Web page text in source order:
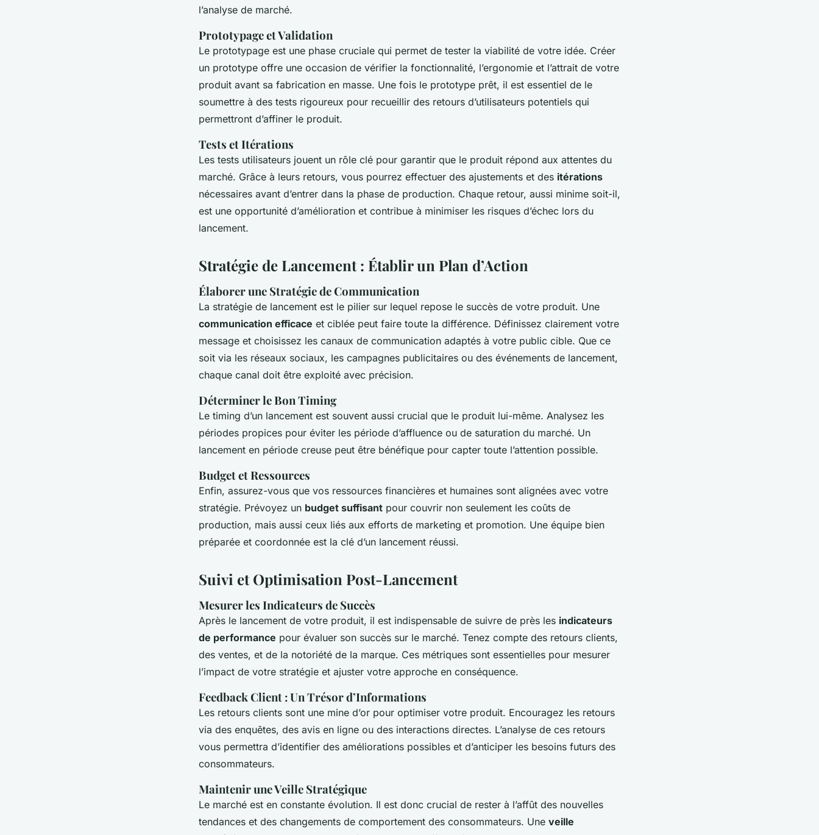
l’analyse de marché.
Prototypage et Validation
Le prototypage est une phase cruciale qui permet de tester la viabilité de votre idée. Créer
un prototype offre une occasion de vérifier la fonctionnalité, l’ergonomie et l’attrait de votre
produit avant sa fabrication en masse. Une fois le prototype prêt, il est essentiel de le
soumettre à des tests rigoureux pour recueillir des retours d’utilisateurs potentiels qui
permettront d’affiner le produit.
Tests et Itérations
Les tests utilisateurs jouent un rôle clé pour garantir que le produit répond aux attentes du
marché. Grâce à leurs retours, vous pourrez effectuer des ajustements et des itérations
nécessaires avant d’entrer dans la phase de production. Chaque retour, aussi minime soit-il,
est une opportunité d’amélioration et contribue à minimiser les risques d’échec lors du
lancement.
Stratégie de Lancement : Établir un Plan d’Action
Élaborer une Stratégie de Communication
La stratégie de lancement est le pilier sur lequel repose le succès de votre produit. Une
communication efficace et ciblée peut faire toute la différence. Définissez clairement votre
message et choisissez les canaux de communication adaptés à votre public cible. Que ce
soit via les réseaux sociaux, les campagnes publicitaires ou des événements de lancement,
chaque canal doit être exploité avec précision.
Déterminer le Bon Timing
Le timing d’un lancement est souvent aussi crucial que le produit lui-même. Analysez les
périodes propices pour éviter les période d’affluence ou de saturation du marché. Un
lancement en période creuse peut être bénéfique pour capter toute l’attention possible.
Budget et Ressources
Enfin, assurez-vous que vos ressources financières et humaines sont alignées avec votre
stratégie. Prévoyez un budget suffisant pour couvrir non seulement les coûts de
production, mais aussi ceux liés aux efforts de marketing et promotion. Une équipe bien
préparée et coordonnée est la clé d’un lancement réussi.
Suivi et Optimisation Post-Lancement
Mesurer les Indicateurs de Succès
Après le lancement de votre produit, il est indispensable de suivre de près les indicateurs
de performance pour évaluer son succès sur le marché. Tenez compte des retours clients,
des ventes, et de la notoriété de la marque. Ces métriques sont essentielles pour mesurer
l’impact de votre stratégie et ajuster votre approche en conséquence.
Feedback Client : Un Trésor d’Informations
Les retours clients sont une mine d’or pour optimiser votre produit. Encouragez les retours
via des enquêtes, des avis en ligne ou des interactions directes. L’analyse de ces retours
vous permettra d’identifier des améliorations possibles et d’anticiper les besoins futurs des
consommateurs.
Maintenir une Veille Stratégique
Le marché est en constante évolution. Il est donc crucial de rester à l’affût des nouvelles
tendances et des changements de comportement des consommateurs. Une veille